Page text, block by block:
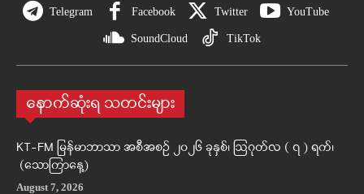
Telegram Facebook Twitter YouTube
SoundCloud TikTok
နောက်ဆုံးရ သတင်းများ
KT-FM မြန်မာဘာသာ အစီအစဉ် ၂၀၂၆ ခုနှစ်၊ ဩဂုတ်လ ( ၇ ) ရက်၊
(သောကြာနေ့)
August 7, 2026